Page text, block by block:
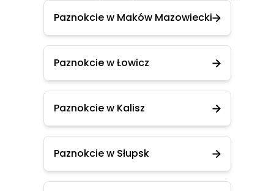
Paznokcie w Maków Mazowiecki
Paznokcie w Łowicz
Paznokcie w Kalisz
Paznokcie w Słupsk